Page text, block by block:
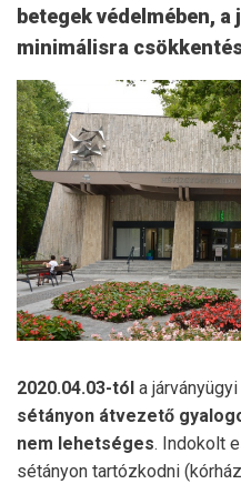
betegek védelmében,
minimálisra
2020.04.03-tól a
sétányon átvezető
nem lehetséges. Indokolt
sétányon tartózkodni